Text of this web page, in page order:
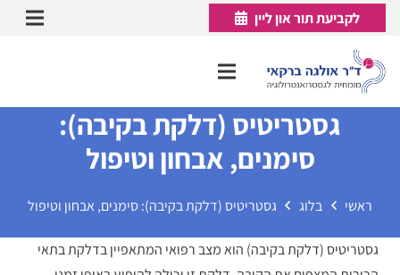
לקביעת תור און ליין
גסטריטיס (דלקת בקיבה):
סימנים, אבחון וטיפול
ראשי בלוג גסטריטיס (דלקת בקיבה): סימנים, אבחון וטיפול
גסטריטיס (דלקת בקיבה) הוא מצב רפואי המתאפיין בדלקת בתאי